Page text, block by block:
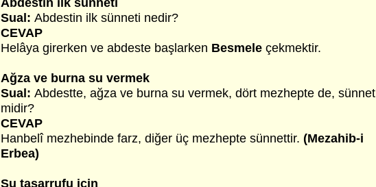
Abdestin ilk sünneti
Sual: Abdestin ilk sünneti nedir?
CEVAP
Helâya girerken ve abdeste başlarken Besmele çekmektir.
Ağza ve burna su vermek
Sual: Abdestte, ağza ve burna su vermek, dört mezhepte de, sünnet
midir?
CEVAP
Hanbelî mezhebinde farz, diğer üç mezhepte sünnettir. (Mezahib-i
Erbea)
Su tasarrufu için